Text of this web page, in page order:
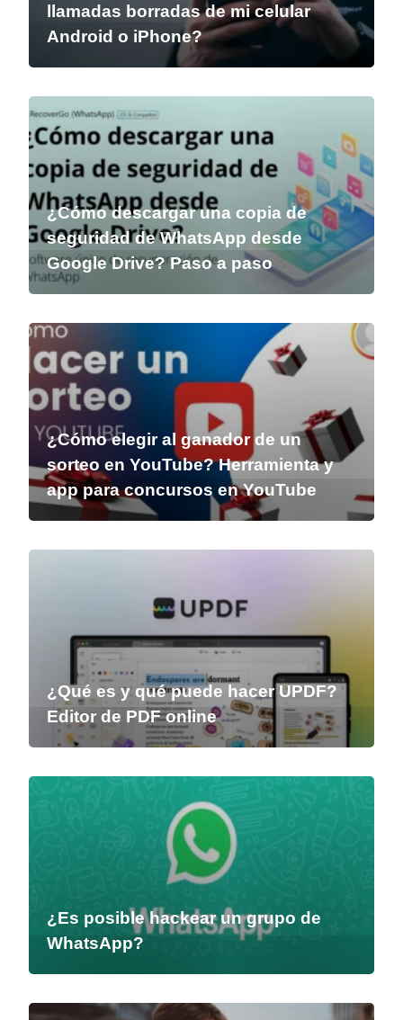
llamadas borradas de mi celular
Android o iPhone?
¿Cómo descargar una copia de
seguridad de WhatsApp desde
Google Drive? Paso a paso
¿Cómo elegir al ganador de un
sorteo en YouTube? Herramienta y
app para concursos en YouTube
¿Qué es y qué puede hacer UPDF?
Editor de PDF online
¿Es posible hackear un grupo de
WhatsApp?